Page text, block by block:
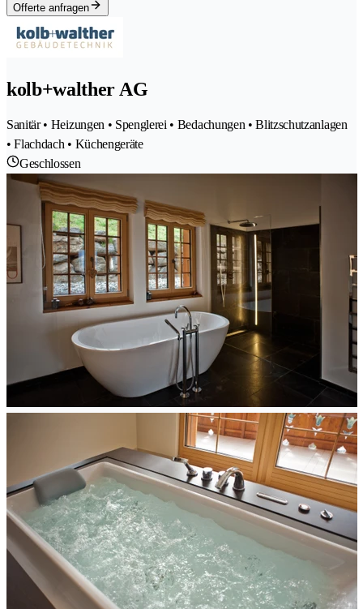
Offerte anfragen
kolb+walther AG
Sanitär • Heizungen • Spenglerei • Bedachungen • Blitzschutzanlagen
• Flachdach • Küchengeräte
Geschlossen